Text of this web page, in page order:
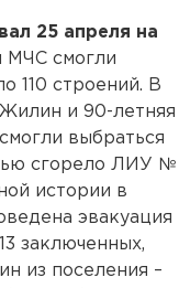
25 апреля на
МЧС смогли
110 строений. В
и 90-летняя
выбраться
сгорело ЛИУ №
истории в
эвакуация
заключенных,
из поселения –